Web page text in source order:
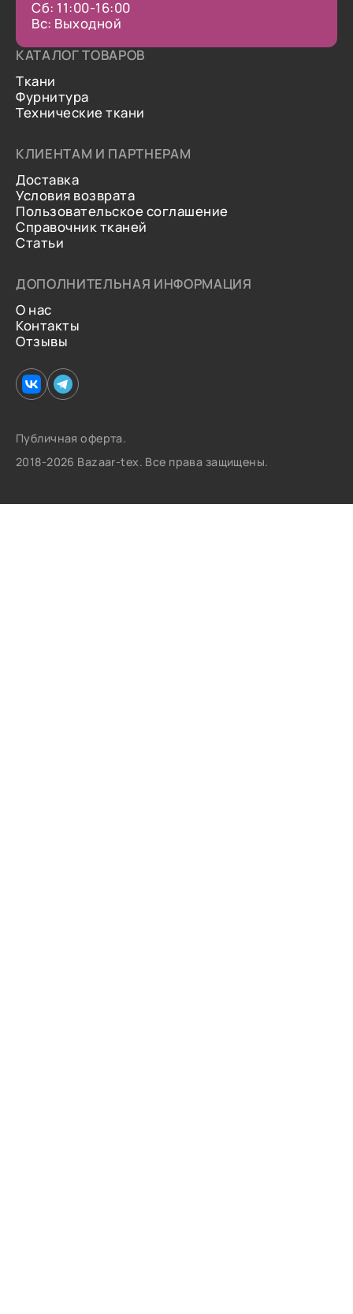
Сб: 11:00-16:00
Вс: Выходной
КАТАЛОГ ТОВАРОВ
Ткани
Фурнитура
Технические ткани
КЛИЕНТАМ И ПАРТНЕРАМ
Доставка
Условия возврата
Пользовательское соглашение
Справочник тканей
Статьи
ДОПОЛНИТЕЛЬНАЯ ИНФОРМАЦИЯ
О нас
Контакты
Отзывы
Публичная оферта.
2018-2026 Bazaar-tex. Все права защищены.